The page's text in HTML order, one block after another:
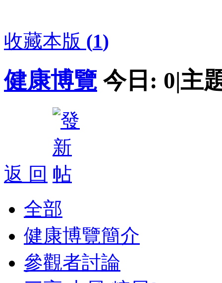
收藏本版 (1)
健康博覽 今日: 0|主
返 回
全部
健康博覽簡介
參觀者討論